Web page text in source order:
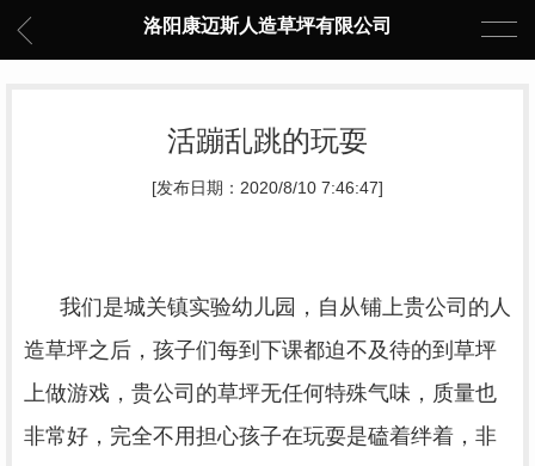
洛阳康迈斯人造草坪有限公司
活蹦乱跳的玩耍
[发布日期：2020/8/10 7:46:47]
我们是城关镇实验幼儿园，自从铺上贵公司的人
造草坪之后，孩子们每到下课都迫不及待的到草坪
上做游戏，贵公司的草坪无任何特殊气味，质量也
非常好，完全不用担心孩子在玩耍是磕着绊着，非